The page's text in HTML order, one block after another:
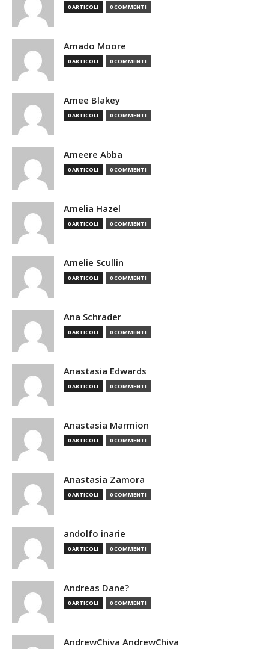
0 ARTICOLI 0 COMMENTI
Amado Moore
0 ARTICOLI 0 COMMENTI
Amee Blakey
0 ARTICOLI 0 COMMENTI
Ameere Abba
0 ARTICOLI 0 COMMENTI
Amelia Hazel
0 ARTICOLI 0 COMMENTI
Amelie Scullin
0 ARTICOLI 0 COMMENTI
Ana Schrader
0 ARTICOLI 0 COMMENTI
Anastasia Edwards
0 ARTICOLI 0 COMMENTI
Anastasia Marmion
0 ARTICOLI 0 COMMENTI
Anastasia Zamora
0 ARTICOLI 0 COMMENTI
andolfo inarie
0 ARTICOLI 0 COMMENTI
Andreas Dane?
0 ARTICOLI 0 COMMENTI
AndrewChiva AndrewChiva